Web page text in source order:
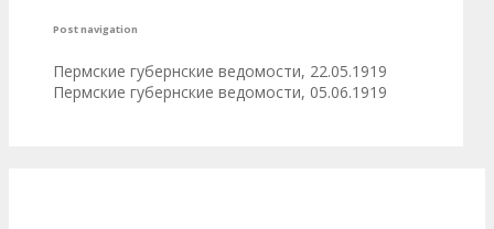
Post navigation
Пермские губернские ведомости, 22.05.1919
Пермские губернские ведомости, 05.06.1919